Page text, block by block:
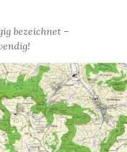
bezeichnet –